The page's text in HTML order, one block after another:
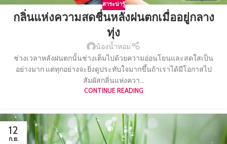
สาระน่ารู้
กลิ่นแห่งความสดชื่นหลังฝนตกเมื่ออยู่กลาง
ทุ่ง
น้องน้ำหอม
ช่วงเวลาหลังฝนตกนั้นช่างเต็มไปด้วยความอ่อนโยนและสดใสเป็น
อย่างมาก แต่ทุกอย่างจะยิ่งดูประทับใจมากขึ้นถ้าเราได้มีโอกาสไป
สัมผัสกลิ่นแห่งควา...
CONTINUE READING
12
ก.ย.